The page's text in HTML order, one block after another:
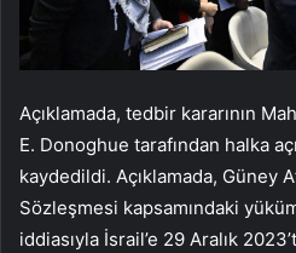
Açıklamada, tedbir kararının
E. Donoghue tarafından halka
kaydedildi. Açıklamada, Güney
Sözleşmesi kapsamındaki
iddiasıyla İsrail’e 29 Aralık